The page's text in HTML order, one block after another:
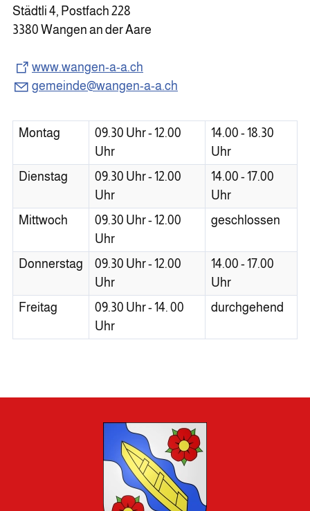
Städtli 4, Postfach 228
3380 Wangen an der Aare
www.wangen-a-a.ch
gemeinde@wangen-a-a.ch
Montag
09.30 Uhr - 12.00
Uhr
14.00 - 18.30
Uhr
Dienstag
09.30 Uhr - 12.00
Uhr
14.00 - 17.00
Uhr
Mittwoch
09.30 Uhr - 12.00
Uhr
geschlossen
Donnerstag
09.30 Uhr - 12.00
Uhr
14.00 - 17.00
Uhr
Freitag
09.30 Uhr - 14. 00
Uhr
durchgehend